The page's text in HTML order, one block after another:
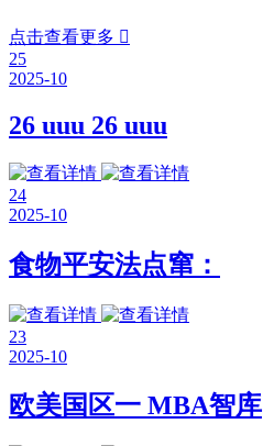
点击查看更多 
25
2025-10
26 uuu 26 uuu
24
2025-10
食物平安法点窜：
23
2025-10
欧美国区一 MBA智库